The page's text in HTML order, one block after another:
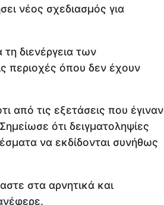
νέος σχεδιασμός για
τη διενέργεια των
περιοχές όπου δεν έχουν
από τις εξετάσεις που έγιναν
ότι δειγματοληψίες
να εκδίδονται συνήθως
στα αρνητικά και